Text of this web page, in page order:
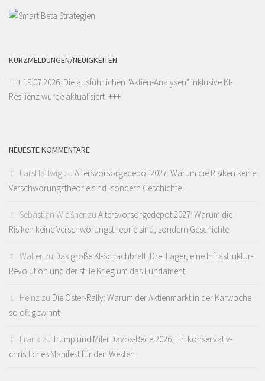
KURZMELDUNGEN/NEUIGKEITEN
+++ 19.07.2026: Die ausführlichen "Aktien-Analysen" inklusive KI-
Resilienz wurde aktualisiert. +++
NEUESTE KOMMENTARE
LarsHattwig zu Altersvorsorgedepot 2027: Warum die Risiken keine
Verschwörungstheorie sind, sondern Geschichte
Sebastian Wießner zu Altersvorsorgedepot 2027: Warum die
Risiken keine Verschwörungstheorie sind, sondern Geschichte
Walter zu Das große KI-Schachbrett: Drei Lager, eine Infrastruktur-
Revolution und der stille Krieg um das Fundament
Heinz zu Die Oster-Rally: Warum der Aktienmarkt in der Karwoche
so oft gewinnt
Frank zu Trump und Milei Davos-Rede 2026: Ein konservativ-
christliches Manifest für den Westen